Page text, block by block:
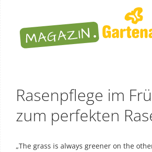
Rasenpflege im
zum perfekten
„The grass is always greener on the